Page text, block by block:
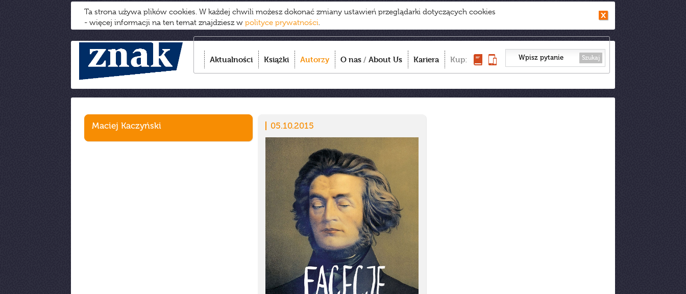
Ta strona używa plików cookies. W każdej chwili możesz dokonać zmiany ustawień przeglądarki dotyczących cookies
- więcej informacji na ten temat znajdziesz w polityce prywatności.
Aktualności Książki Autorzy O nas / About Us Kariera Kup: Szukaj
Maciej Kaczyński 05.10.2015